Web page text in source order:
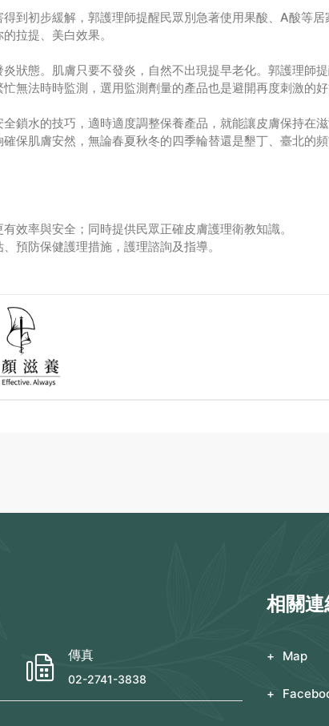
到初步緩解，郭護理師提醒民眾別急著使用果酸、A酸等
拉提、美白效果。
狀態。肌膚只要不發炎，自然不出現提早老化。郭護理師
無法時時監測，選用監測劑量的產品也是避開再度刺激的好
鎖水的技巧，適時適度調整保養產品，就能讓皮膚保持在
保肌膚安然，無論春夏秋冬的四季輪替還是墾丁、臺北的
效率與安全；同時提供民眾正確皮膚護理衛教知識。
預防保健護理措施，護理諮詢及指導。
傳真
02-2741-3838
相關連
Map